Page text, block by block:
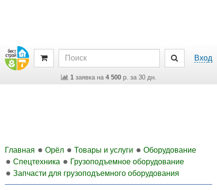
Вход
1заявка на 4 500р. за 30 дн.
Главная Орёл Товары и услуги
Оборудование
Спецтехника
Грузоподъемное оборудование
Запчасти для грузоподъемного оборудования